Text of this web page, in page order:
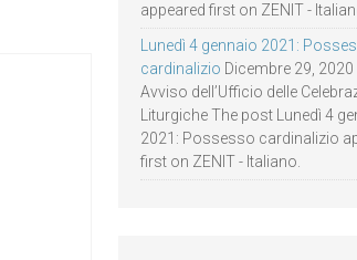
appeared first on ZENIT -
Lunedì 4 gennaio 2021:
cardinalizio Dicembre 29, 2020
Avviso dell’Ufficio delle
Liturgiche The post Lunedì 4
2021: Possesso cardinalizio
first on ZENIT - Italiano.